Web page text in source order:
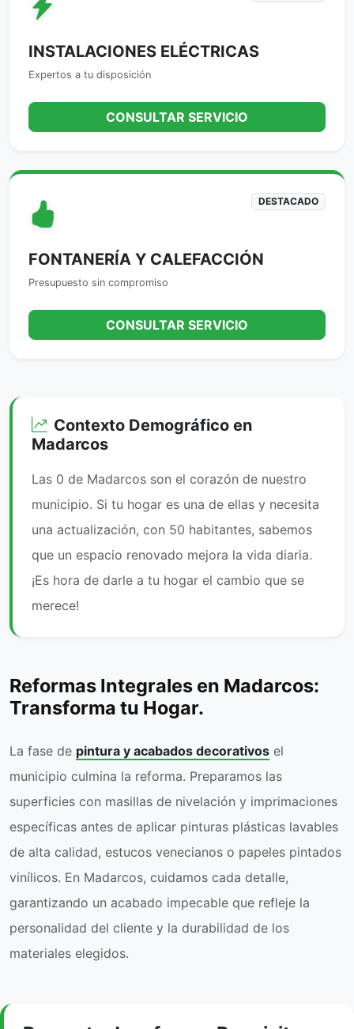
INSTALACIONES ELÉCTRICAS
Expertos a tu disposición
CONSULTAR SERVICIO
DESTACADO
FONTANERÍA Y CALEFACCIÓN
Presupuesto sin compromiso
CONSULTAR SERVICIO
Contexto Demográfico en
Madarcos
Las 0 de Madarcos son el corazón de nuestro
municipio. Si tu hogar es una de ellas y necesita
una actualización, con 50 habitantes, sabemos
que un espacio renovado mejora la vida diaria.
¡Es hora de darle a tu hogar el cambio que se
merece!
Reformas Integrales en Madarcos:
Transforma tu Hogar.
La fase de pintura y acabados decorativos el
municipio culmina la reforma. Preparamos las
superficies con masillas de nivelación y imprimaciones
específicas antes de aplicar pinturas plásticas lavables
de alta calidad, estucos venecianos o papeles pintados
vinílicos. En Madarcos, cuidamos cada detalle,
garantizando un acabado impecable que refleje la
personalidad del cliente y la durabilidad de los
materiales elegidos.